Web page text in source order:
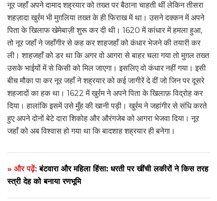
नूर जहाँ अपने दामाद शह्रयार को तख्त पर बैठाना चाहती थीं लेकिन तीसरा
शहज़ादा खुर्रम भी मुग़लिया तख्त के ही फिराख में था। उसने दक्कन में अपने
पिता के खिलाफ खेमेबाज़ी शुरू कर दी थी। 1620 में कांधार में हमला हुआ,
तो नूर जहाँ ने जहाँगीर से कह कर शाहजहाँ को कंधार भेजने की तयारी कर
ली। शाहजहाँ को डर था कि अगर वो आगरा से बाहर चला गया तो मुग़ल तख्त
उसके भाईयों में से किसी को मिल जाएगा। इसलिए वो कंधार नहीं गया। इसी
बीच मौका पा कर नूर जहाँ ने शह्रयार को कई जागीरें दे दीं जो जिन पर दूसरे
शहजादों का हक था। 1622 में खुर्रम ने अपने पिता के खिलाफ़ विद्रोह कर
दिया। हालांकि इसमें उसे मुँह की खानी पड़ी। खुर्रम ने जहांगीर से संधि करते
हुए अपने दोनों बेटे दारा शिकोह और औरंगजेब को आगरा भेजवा दिया। नूर
जहाँ को अब विश्वास हो गया था कि बादशाह शह्रयार ही बनेगा।
» और पढ़ें:बंटवारा और महिला हिंसा: धरती पर खींची लकीरों ने किस तरह
स्त्री देह को बनाया रणभूमि